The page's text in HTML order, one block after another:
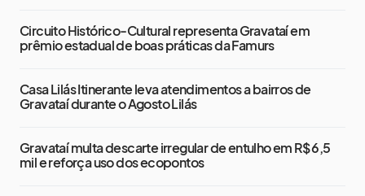
Circuito Histórico-Cultural representa Gravataí em
prêmio estadual de boas práticas da Famurs
Casa Lilás Itinerante leva atendimentos a bairros de
Gravataí durante o Agosto Lilás
Gravataí multa descarte irregular de entulho em R$ 6,5
mil e reforça uso dos ecopontos